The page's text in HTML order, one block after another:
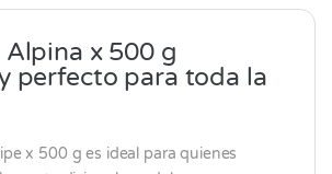
x 500 g
perfecto para toda la
x 500 g es ideal para quienes